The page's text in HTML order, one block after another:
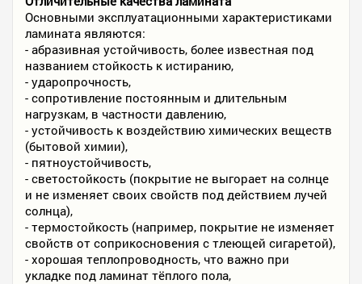
Основными эксплуатационными характеристиками
ламината являются:
- абразивная устойчивость, более известная под
названием стойкость к истиранию,
- ударопрочность,
- сопротивление постоянным и длительным
нагрузкам, в частности давлению,
- устойчивость к воздействию химических веществ
(бытовой химии),
- пятноустойчивость,
- светостойкость (покрытие не выгорает на солнце
и не изменяет своих свойств под действием лучей
солнца),
- термостойкость (например, покрытие не изменяет
свойств от соприкосновения с тлеющей сигаретой),
- хорошая теплопроводность, что важно при
укладке под ламинат тёплого пола,